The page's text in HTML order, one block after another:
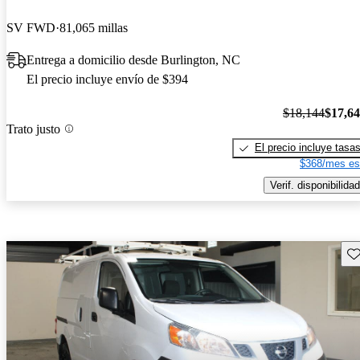
SV FWD 81,065 millas
Entrega a domicilio desde Burlington, NC
El precio incluye envío de $394
Trato justo
$18,144
El precio incluye tasas
$368/mes
Verif. disponibilidad